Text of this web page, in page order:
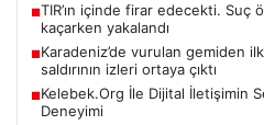
■TIR’ın içinde firar edecekti. Suç
kaçarken yakalandı
■Karadeniz’de vurulan gemiden
saldırının izleri ortaya çıktı
■Kelebek.Org İle Dijital İletişimin
Deneyimi